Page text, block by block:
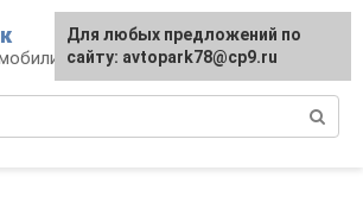
Lada
Для любых предложений по
сайту: avtopark78@cp9.ru